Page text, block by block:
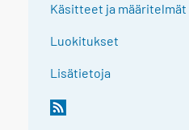
Käsitteet ja määritelmät
Luokitukset
Lisätietoja